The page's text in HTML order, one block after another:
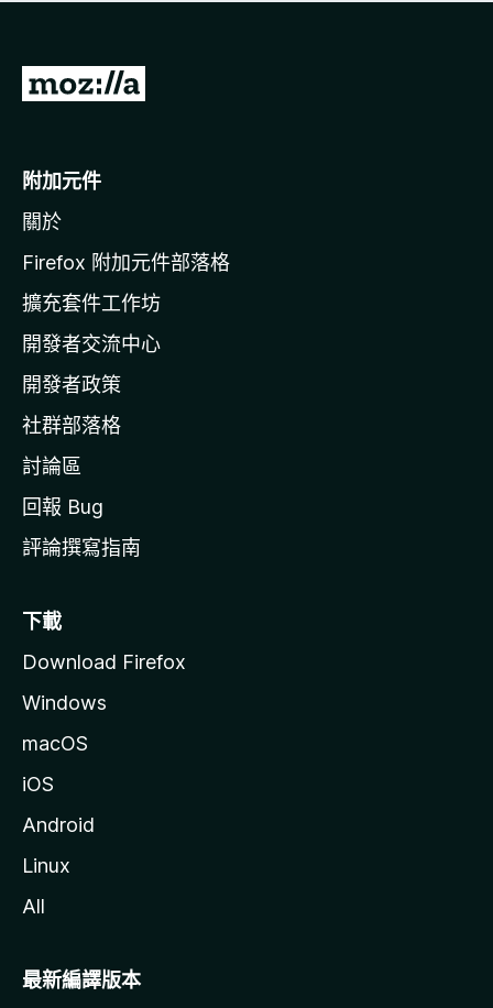
有
前
o
i
l
a
官
網
附加元件
關於
Firefox 附加元件部落格
擴充套件工作坊
開發者交流中心
開發者政策
社群部落格
討論區
回報 Bug
評論撰寫指南
下載
Download Firefox
Windows
macOS
iOS
Android
Linux
All
最新編譯版本